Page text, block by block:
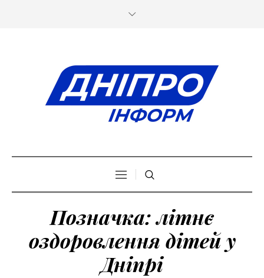
Позначка:літнє
оздоровлення дітей у
Дніпрі